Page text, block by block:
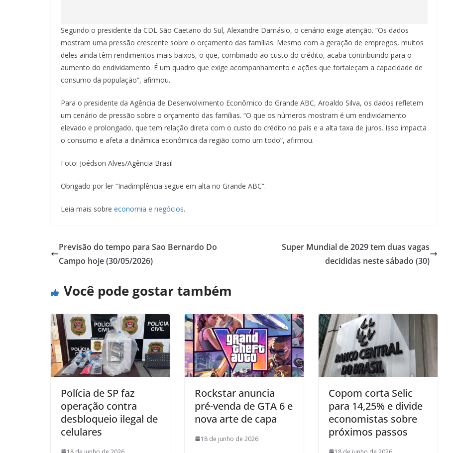
Segundo o presidente da CDL São Caetano do Sul, Alexandre Damásio, o cenário exige atenção. “Os dados
mostram uma pressão crescente sobre o orçamento das famílias. Mesmo com a geração de empregos, muitos
deles ainda têm rendimentos mais baixos, o que, combinado ao custo do crédito, acaba contribuindo para o
aumento do endividamento. É um quadro que exige acompanhamento e ações que fortaleçam a capacidade de
consumo da população”, afirmou.
Para o presidente da Agência de Desenvolvimento Econômico do Grande ABC, Aroaldo Silva, os dados refletem
um cenário de pressão sobre o orçamento das famílias. “O que os números mostram é um endividamento
elevado e prolongado, que tem relação direta com o custo do crédito no país e a alta taxa de juros. Isso impacta
o consumo e afeta a dinâmica econômica da região como um todo”, afirmou.
Foto: Joédson Alves/Agência Brasil
Obrigado por ler “Inadimplência segue em alta no Grande ABC”.
Leia mais sobre economia e negócios.
Previsão do tempo para Sao Bernardo Do
Campo hoje (30/05/2026)
Super Mundial de 2029 tem duas vagas
decididas neste sábado (30)
Você pode gostar também
Polícia de SP faz
operação contra
desbloqueio ilegal de
celulares
Rockstar anuncia
pré-venda de GTA 6 e
nova arte de capa
18 de junho de 2026
Copom corta Selic
para 14,25% e divide
economistas sobre
próximos passos